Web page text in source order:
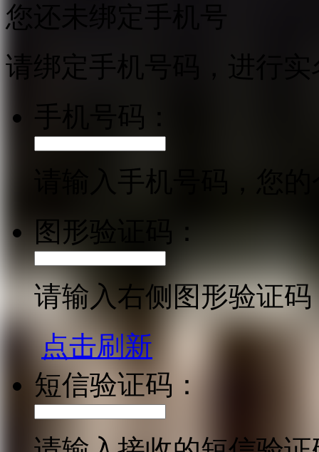
您还未绑定手机号
请绑定手机号码，进行
手机号码：
请输入手机号码，您
图形验证码：
请输入右侧图形验证码
点击刷新
短信验证码：